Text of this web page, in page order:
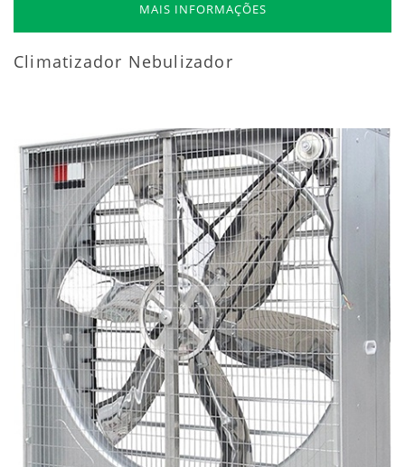
MAIS INFORMAÇÕES
Climatizador Nebulizador